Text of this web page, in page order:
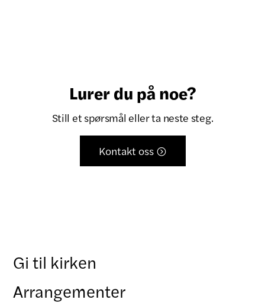
Lurer du på noe?
Still et spørsmål eller ta neste steg.
Kontakt oss 
Gi til kirken
Arrangementer